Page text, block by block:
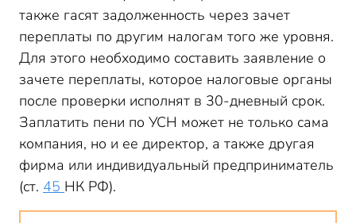
также гасят задолженность через зачет
переплаты по другим налогам того же уровня.
Для этого необходимо составить заявление о
зачете переплаты, которое налоговые органы
после проверки исполнят в 30-дневный срок.
Заплатить пени по УСН может не только сама
компания, но и ее директор, а также другая
фирма или индивидуальный предприниматель
(ст. 45 НК РФ).